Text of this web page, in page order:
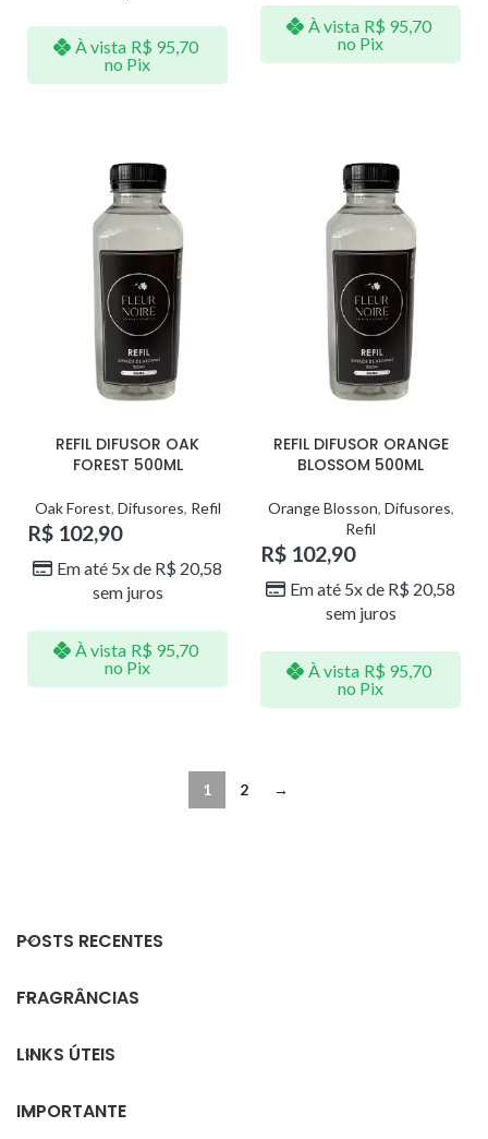
À vista R$ 95,70
no Pix
À vista R$ 95,70
no Pix
REFIL DIFUSOR OAK
FOREST 500ML
Oak Forest, Difusores, Refil
R$ 102,90
Em até 5x de R$ 20,58
sem juros
À vista R$ 95,70
no Pix
REFIL DIFUSOR ORANGE
BLOSSOM 500ML
Orange Blosson, Difusores,
Refil
R$ 102,90
Em até 5x de R$ 20,58
sem juros
À vista R$ 95,70
no Pix
1 2 →
POSTS RECENTES
FRAGRÂNCIAS
LINKS ÚTEIS
IMPORTANTE